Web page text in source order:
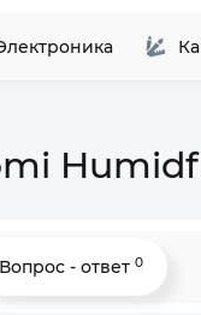
Вопрос - ответ 0